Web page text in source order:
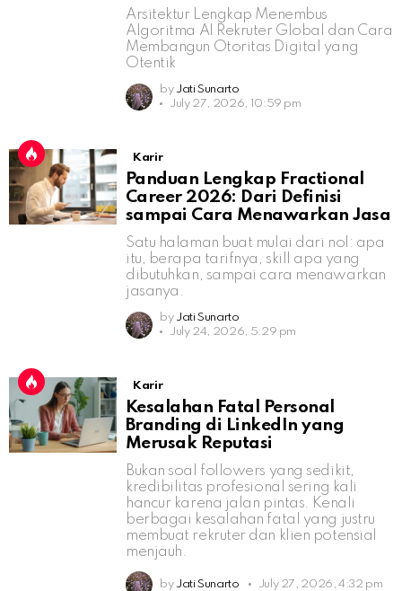
Arsitektur Lengkap Menembus
Algoritma AI Rekruter Global dan Cara
Membangun Otoritas Digital yang
Otentik
by Jati Sunarto
July 27, 2026, 10:59 pm
Karir
Panduan Lengkap Fractional
Career 2026: Dari Definisi
sampai Cara Menawarkan Jasa
Satu halaman buat mulai dari nol: apa
itu, berapa tarifnya, skill apa yang
dibutuhkan, sampai cara menawarkan
jasanya.
by Jati Sunarto
July 24, 2026, 5:29 pm
Karir
Kesalahan Fatal Personal
Branding di LinkedIn yang
Merusak Reputasi
Bukan soal followers yang sedikit,
kredibilitas profesional sering kali
hancur karena jalan pintas. Kenali
berbagai kesalahan fatal yang justru
membuat rekruter dan klien potensial
menjauh.
by Jati Sunarto July 27, 2026, 4:32 pm